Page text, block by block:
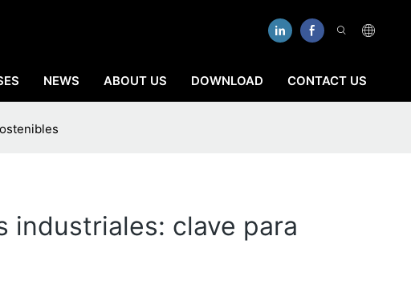
NEWS ABOUT US DOWNLOAD CONTACT US
industriales: clave para